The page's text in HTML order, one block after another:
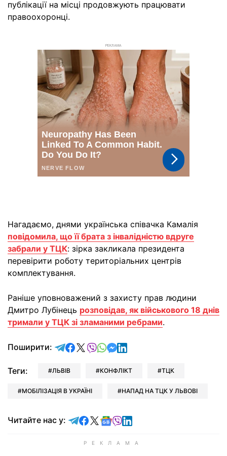
публікації на місці продовжують працювати
правоохоронці.
РЕКЛАМА
Нагадаємо, днями українська співачка Камалія
повідомила, що її брата з інвалідністю вдруге
забрали у ТЦК: зірка закликала президента
перевірити роботу територіальних центрів
комплектування.
Раніше уповноважений з захисту прав людини
Дмитро Лубінець розповідав, як військового 18 днів
тримали у ТЦК зі зламаними ребрами.
Поширити: відправити у Telegram
поділитись у Facebook
поділитись у X
відправити у Viber
відправити у Whatsapp
відправити у Messenger
відправити у LinkedIn
Теги: ЛЬВІВ КОНФЛІКТ ТЦК
МОБІЛІЗАЦІЯ В УКРАЇНІ НАПАД НА ТЦК У ЛЬВОВІ
Читайте нас у: Читайте у Telegram
Читайте у Facebook
Читайте у X
Читайте у Google news
Читайте у Viber
Читайте у LinkedIn